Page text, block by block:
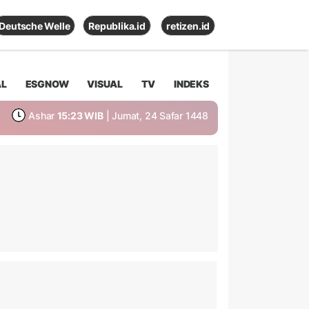
Deutsche Welle Republika.id retizen.id
ESGNOW VISUAL TV INDEKS
Ashar 15:23 WIB | Jumat, 24 Safar 1448